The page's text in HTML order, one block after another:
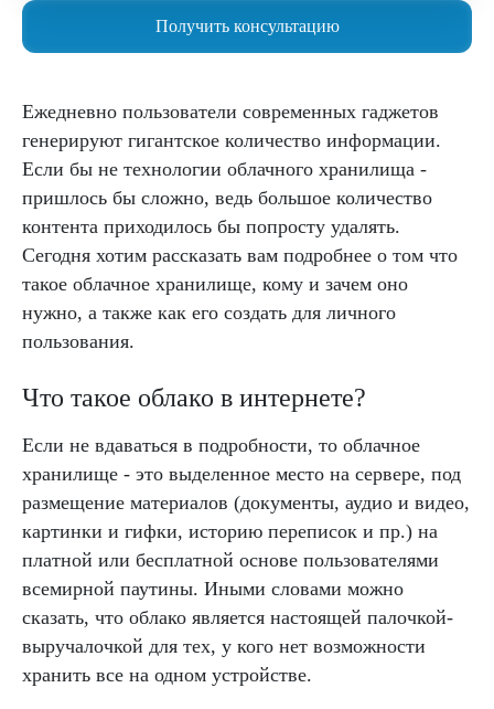
Ежедневно пользователи современных гаджетов
генерируют гигантское количество информации.
Если бы не технологии облачного хранилища -
пришлось бы сложно, ведь большое количество
контента приходилось бы попросту удалять.
Сегодня хотим рассказать вам подробнее о том что
такое облачное хранилище, кому и зачем оно
нужно, а также как его создать для личного
пользования.
Что такое облако в интернете?
Если не вдаваться в подробности, то облачное
хранилище - это выделенное место на сервере, под
размещение материалов (документы, аудио и видео,
картинки и гифки, историю переписок и пр.) на
платной или бесплатной основе пользователями
всемирной паутины. Иными словами можно
сказать, что облако является настоящей палочкой-
выручалочкой для тех, у кого нет возможности
хранить все на одном устройстве.
Получить консультацию